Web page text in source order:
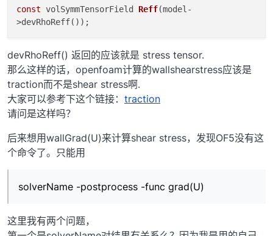
const volSymmTensorField Reff(model-
>devRhoReff()) ;
devRhoReff() 返回的应该就是 stress tensor.
那么这样的话，openfoam计算的wallshearstress应该是
traction而不是shear stress啊.
大家可以参考下这个链接： traction
请问是这样吗？
后来想用wallGrad(U)来计算shear stress，发现OF5没有这
个命令了。只能用
solverName -postprocess -func grad(U)
这里我有两个问题，